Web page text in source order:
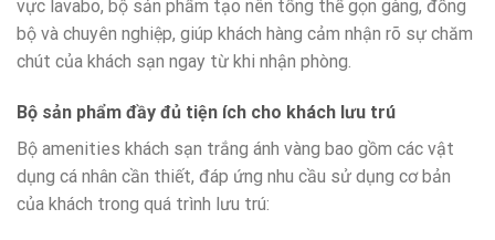
vực lavabo, bộ sản phẩm tạo nên tổng thể gọn gàng, đồng
bộ và chuyên nghiệp, giúp khách hàng cảm nhận rõ sự chăm
chút của khách sạn ngay từ khi nhận phòng.
Bộ sản phẩm đầy đủ tiện ích cho khách lưu trú
Bộ amenities khách sạn trắng ánh vàng bao gồm các vật
dụng cá nhân cần thiết, đáp ứng nhu cầu sử dụng cơ bản
của khách trong quá trình lưu trú: